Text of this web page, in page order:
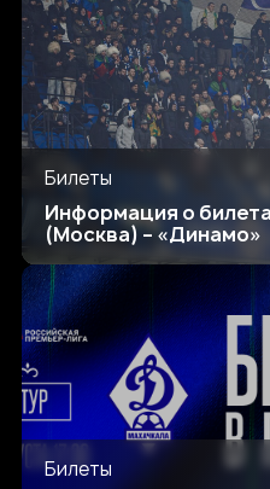
Билеты
Информация о
(Москва) – «Динамо»
Билеты